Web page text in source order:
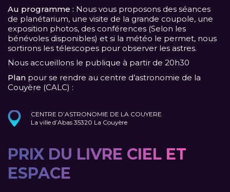
Au programme : Nous vous proposons des séances
de planétarium, une visite de la grande coupole, une
exposition photos, des conférences (Selon les
bénévoles disponibles) et si la météo le permet, nous
sortirons les télescopes pour observer les astres.
Nous accueillons le publique à partir de 20h30
Plan pour se rendre au centre d’astronomie de la
Couyère (CALC) :
CENTRE D’ASTRONOMIE DE LA COUYERE
La ville d’Abas 35320 La Couyère
PRIX DU LIVRE CIEL ET
ESPACE